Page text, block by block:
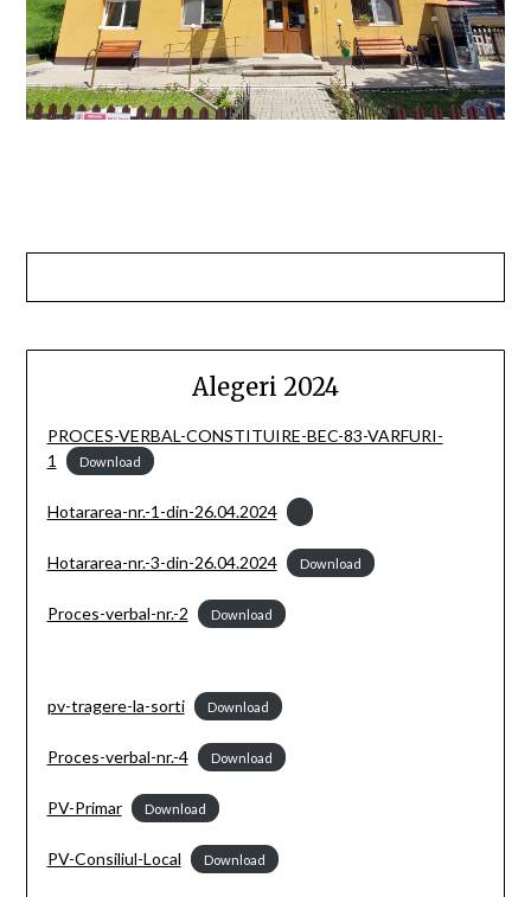
Alegeri 2024
PROCES-VERBAL-CONSTITUIRE-BEC-83-VARFURI-
1
Download
Hotararea-nr.-1-din-26.04.2024
Hotararea-nr.-3-din-26.04.2024 Download
Proces-verbal-nr.-2 Download
pv-tragere-la-sorti Download
Proces-verbal-nr.-4 Download
PV-Primar Download
PV-Consiliul-Local Download